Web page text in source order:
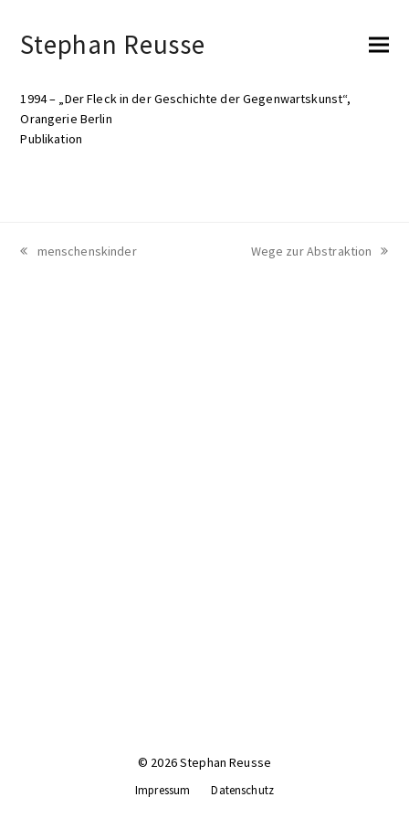
Stephan Reusse
1994 – „Der Fleck in der Geschichte der Gegenwartskunst“,
Orangerie Berlin
Publikation
vorheriger
menschenskinder
Nächster
Wege zur Abstraktion
© 2026 Stephan Reusse
Impressum Datenschutz